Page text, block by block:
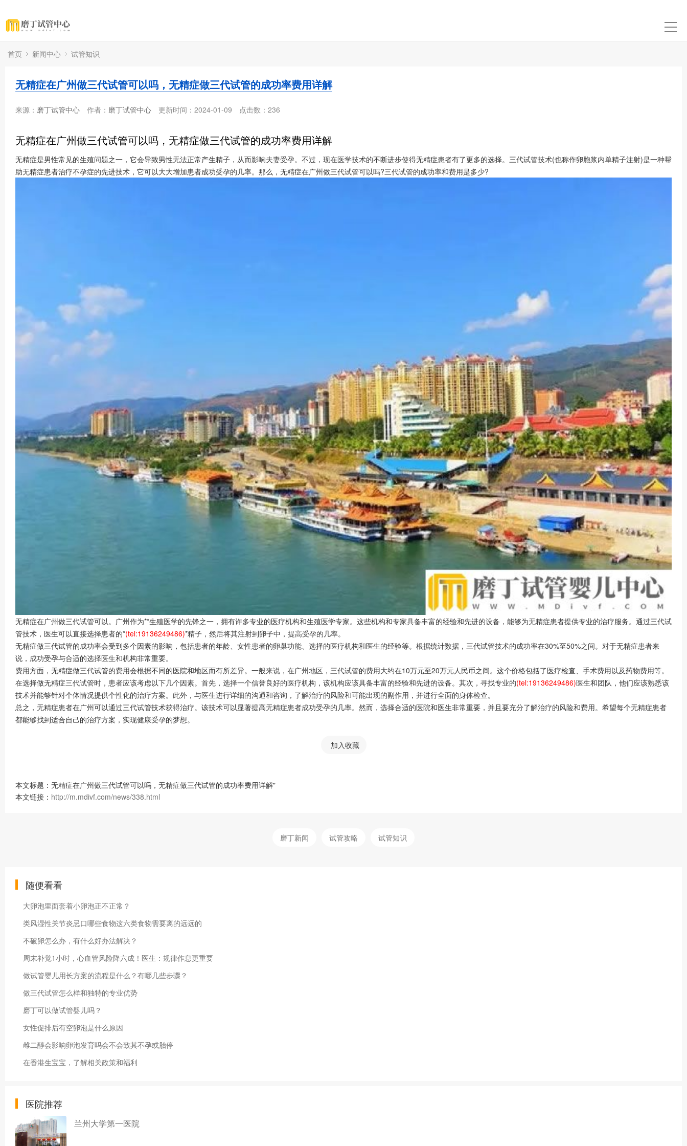
首页 新闻中心 试管知识
无精症在广州做三代试管可以吗，无精症做三代试管的成功率费用详解
来源： 磨丁试管中心 作者： 磨丁试管中心 更新时间：2024-01-09 点击数： 236
无精症在广州做三代试管可以吗，无精症做三代试管的成功率费用详解
无精症是男性常见的生殖问题之一，它会导致男性无法正常产生精子，从而影响夫妻受孕。不过，现在医学技术的不断进步使得无精症患者有了更多的选择。三代试管技术(也称作卵胞浆内单精子注射)是一种帮
助无精症患者治疗不孕症的先进技术，它可以大大增加患者成功受孕的几率。那么，无精症在广州做三代试管可以吗?三代试管的成功率和费用是多少?
无精症在广州做三代试管可以。广州作为**生殖医学的先锋之一，拥有许多专业的医疗机构和生殖医学专家。这些机构和专家具备丰富的经验和先进的设备，能够为无精症患者提供专业的治疗服务。通过三代试
管技术，医生可以直接选择患者的*(tel:19136249486)*精子，然后将其注射到卵子中，提高受孕的几率。
无精症做三代试管的成功率会受到多个因素的影响，包括患者的年龄、女性患者的卵巢功能、选择的医疗机构和医生的经验等。根据统计数据，三代试管技术的成功率在30%至50%之间。对于无精症患者来
说，成功受孕与合适的选择医生和机构非常重要。
费用方面，无精症做三代试管的费用会根据不同的医院和地区而有所差异。一般来说，在广州地区，三代试管的费用大约在10万元至20万元人民币之间。这个价格包括了医疗检查、手术费用以及药物费用等。
在选择做无精症三代试管时，患者应该考虑以下几个因素。首先，选择一个信誉良好的医疗机构，该机构应该具备丰富的经验和先进的设备。其次，寻找专业的(tel:19136249486)医生和团队，他们应该熟悉该
技术并能够针对个体情况提供个性化的治疗方案。此外，与医生进行详细的沟通和咨询，了解治疗的风险和可能出现的副作用，并进行全面的身体检查。
总之，无精症患者在广州可以通过三代试管技术获得治疗。该技术可以显著提高无精症患者成功受孕的几率。然而，选择合适的医院和医生非常重要，并且要充分了解治疗的风险和费用。希望每个无精症患者
都能够找到适合自己的治疗方案，实现健康受孕的梦想。
加入收藏
本文标题：无精症在广州做三代试管可以吗，无精症做三代试管的成功率费用详解"
本文链接： http://m.mdivf.com/news/338.html
磨丁新闻 试管攻略 试管知识
随便看看
大卵泡里面套着小卵泡正不正常？
类风湿性关节炎忌口哪些食物这六类食物需要离的远远的
不破卵怎么办，有什么好办法解决？
周末补觉1小时，心血管风险降六成！医生：规律作息更重要
做试管婴儿用长方案的流程是什么？有哪几些步骤？
做三代试管怎么样和独特的专业优势
磨丁可以做试管婴儿吗？
女性促排后有空卵泡是什么原因
雌二醇会影响卵泡发育吗会不会致其不孕或胎停
在香港生宝宝，了解相关政策和福利
医院推荐
兰州大学第一医院